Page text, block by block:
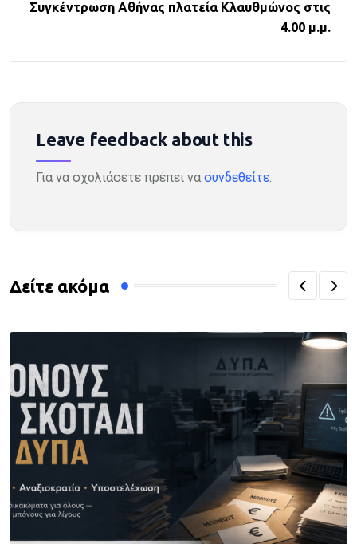
Συγκέντρωση Αθήνας πλατεία Κλαυθμώνος στις
4.00 μ.μ.
Leave feedback about this
Για να σχολιάσετε πρέπει να συνδεθείτε.
Δείτε ακόμα